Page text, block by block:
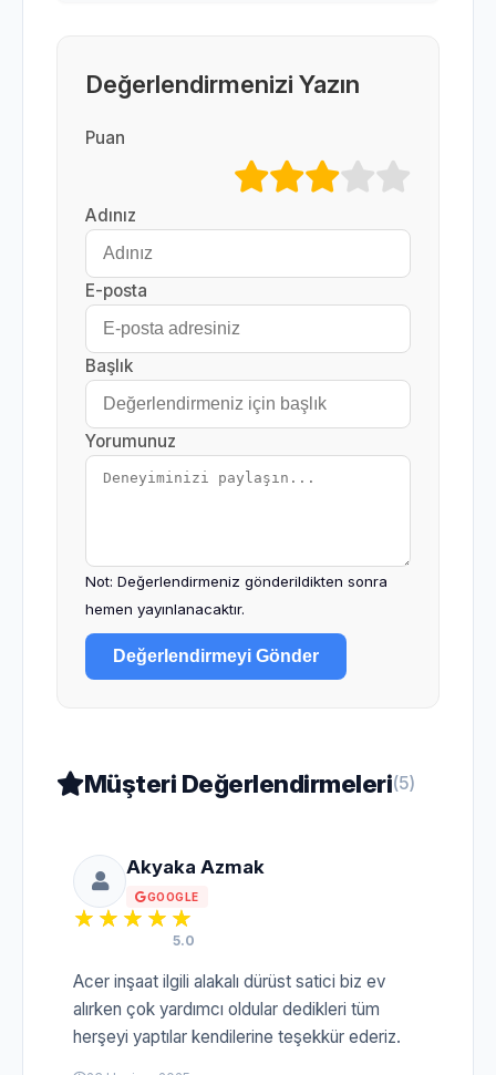
Değerlendirmenizi Yazın
Puan
Adınız
E-posta
Başlık
Yorumunuz
Not: Değerlendirmeniz gönderildikten sonra
hemen yayınlanacaktır.
Değerlendirmeyi Gönder
Müşteri Değerlendirmeleri(5)
Akyaka Azmak
GOOGLE
5.0
Acer inşaat ilgili alakalı dürüst satici biz ev
alırken çok yardımcı oldular dedikleri tüm
herşeyi yaptılar kendilerine teşekkür ederiz.